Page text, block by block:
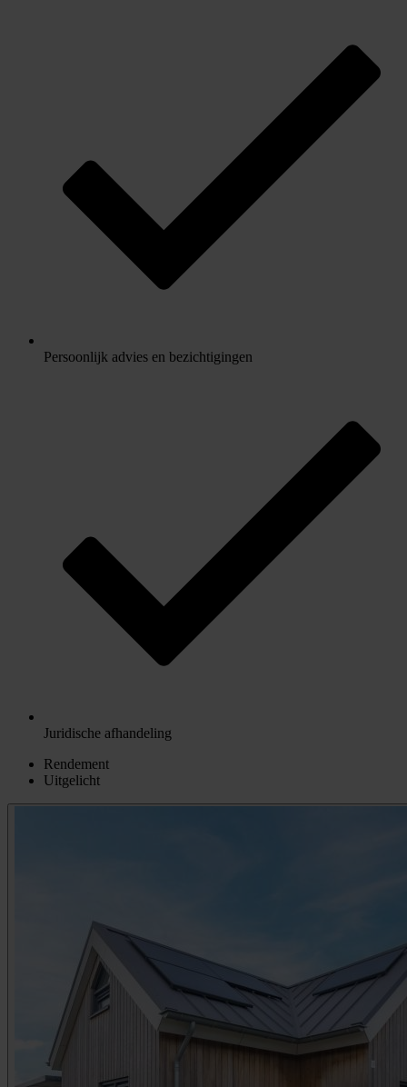
Persoonlijk advies en bezichtigingen
Juridische afhandeling
Rendement
Uitgelicht